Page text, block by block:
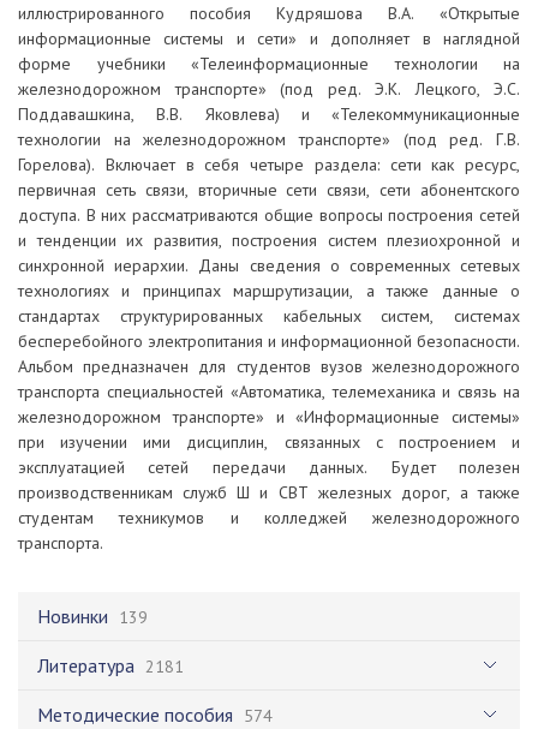
Новинки 139
Литература 2181
Методические пособия 574
иллюстрированного пособия Кудряшова В.А. «Открытые
информационные системы и сети» и дополняет в наглядной
форме учебники «Телеинформационные технологии на
железнодорожном транспорте» (под ред. Э.К. Лецкого, Э.С.
Поддавашкина, В.В. Яковлева) и «Телекоммуникационные
технологии на железнодорожном транспорте» (под ред. Г.В.
Горелова). Включает в себя четыре раздела: сети как ресурс,
первичная сеть связи, вторичные сети связи, сети абонентского
доступа. В них рассматриваются общие вопросы построения сетей
и тенденции их развития, построения систем плезиохронной и
синхронной иерархии. Даны сведения о современных сетевых
технологиях и принципах маршрутизации, а также данные о
стандартах структурированных кабельных систем, системах
бесперебойного электропитания и информационной безопасности.
Альбом предназначен для студентов вузов железнодорожного
транспорта специальностей «Автоматика, телемеханика и связь на
железнодорожном транспорте» и «Информационные системы»
при изучении ими дисциплин, связанных с построением и
эксплуатацией сетей передачи данных. Будет полезен
производственникам служб Ш и СВТ железных дорог, а также
студентам техникумов и колледжей железнодорожного
транспорта.